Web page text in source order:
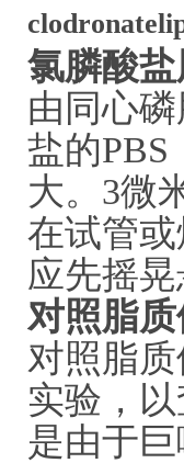
氯膦酸
由同心
盐的
大。3微
在试管
应先摇
对照脂
对照脂
实验，
是由于